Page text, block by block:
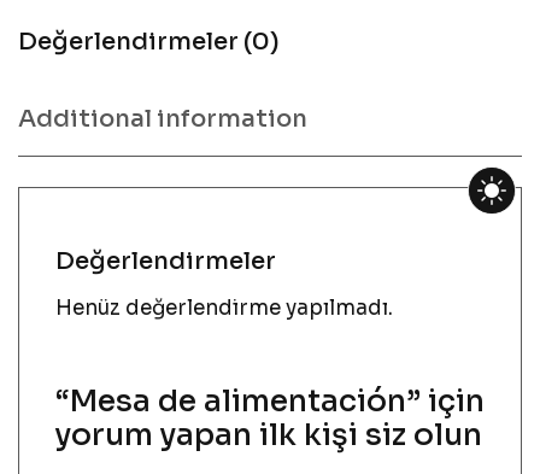
Değerlendirmeler (0)
Additional information
Değerlendirmeler
Henüz değerlendirme yapılmadı.
“Mesa de alimentación” için
yorum yapan ilk kişi siz olun